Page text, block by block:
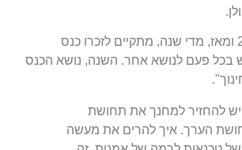
מוישיק נפטר ב-2001 ומאז, מדי שנה, מתקיים לזכרו כנס
בכל פעם לנושא אחר. השנה, נושא הכנס
יש להחזיר למחנך את תחושת
הערך. איך להרים את מעשה